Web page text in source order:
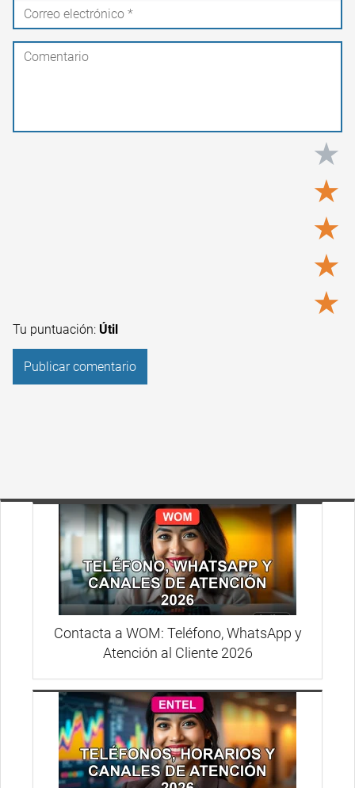
★
★
★
★
★
Tu puntuación: Útil
Contacta a WOM: Teléfono, WhatsApp y
Atención al Cliente 2026